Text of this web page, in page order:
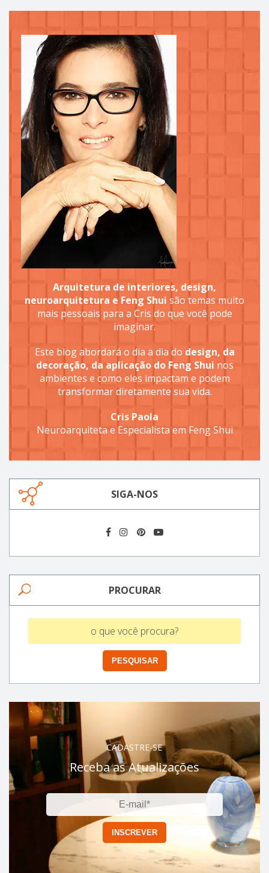
Arquitetura de interiores, design,
neuroarquitetura e Feng Shui são temas muito
mais pessoais para a Cris do que você pode
imaginar.
Este blog abordará o dia a dia do design, da
decoração, da aplicação do Feng Shui nos
ambientes e como eles impactam e podem
transformar diretamente sua vida.
Cris Paola
Neuroarquiteta e Especialista em Feng Shui
SIGA-NOS
PROCURAR
CADASTRE-SE
Receba as Atualizações